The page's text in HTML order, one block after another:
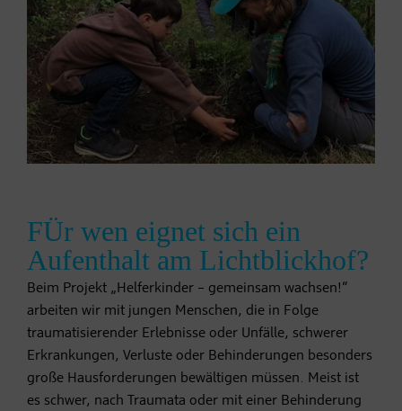
FÜr wen eignet sich ein
Aufenthalt am Lichtblickhof?
Beim Projekt „Helferkinder – gemeinsam wachsen!“
arbeiten wir mit jungen Menschen, die in Folge
traumatisierender Erlebnisse oder Unfälle, schwerer
Erkrankungen, Verluste oder Behinderungen besonders
große Hausforderungen bewältigen müssen. Meist ist
es schwer, nach Traumata oder mit einer Behinderung